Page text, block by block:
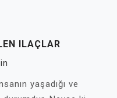
ILAÇLAR
yaşadığı ve